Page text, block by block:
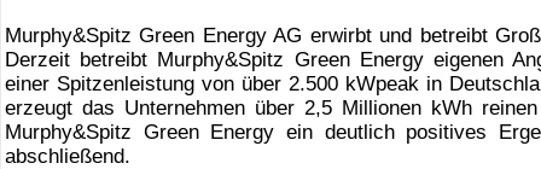
Murphy&Spitz Green Energy AG erwirbt und betreibt
Derzeit betreibt Murphy&Spitz Green Energy eigenen
einer Spitzenleistung von über 2.500 kWpeak in
erzeugt das Unternehmen über 2,5 Millionen kWh
Murphy&Spitz Green Energy ein deutlich positives
abschließend.